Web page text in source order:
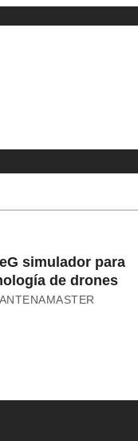
simulador para
de drones
ANTENAMASTER